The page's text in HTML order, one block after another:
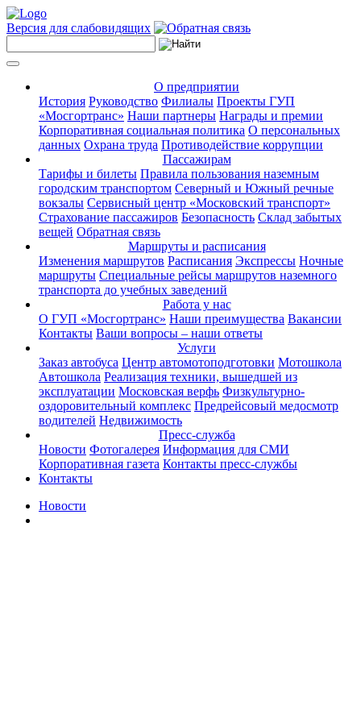
Версия для слабовидящих
О предприятии
История Руководство Филиалы Проекты ГУП
«Мосгортранс» Наши партнеры Награды и премии
Корпоративная социальная политика О персональных
данных Охрана труда Противодействие коррупции
Пассажирам
Тарифы и билеты Правила пользования наземным
городским транспортом Северный и Южный речные
вокзалы Сервисный центр «Московский транспорт»
Страхование пассажиров Безопасность Склад забытых
вещей Обратная связь
Маршруты и расписания
Изменения маршрутов Расписания Экспрессы Ночные
маршруты Специальные рейсы маршрутов наземного
транспорта до учебных заведений
Работа у нас
О ГУП «Мосгортранс» Наши преимущества Вакансии
Контакты Ваши вопросы – наши ответы
Услуги
Заказ автобуса Центр автомотоподготовки Мотошкола
Автошкола Реализация техники, вышедшей из
эксплуатации Московская верфь Физкультурно-
оздоровительный комплекс Предрейсовый медосмотр
водителей Недвижимость
Пресс-служба
Новости Фотогалерея Информация для СМИ
Корпоративная газета Контакты пресс-службы
Контакты
Новости